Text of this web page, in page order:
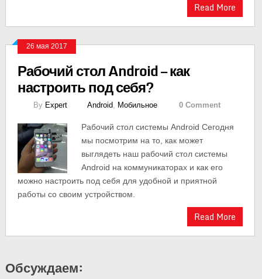
Read More
26 мая 2017
Рабочий стол Android — как
настроить под себя?
By Expert Android, Мобильное 0 Comment
Рабочий стол системы Android Сегодня
мы посмотрим на то, как может
выглядеть наш рабочий стол системы
Android на коммуникаторах и как его
можно настроить под себя для удобной и приятной
работы со своим устройством.
Read More
Обсуждаем: